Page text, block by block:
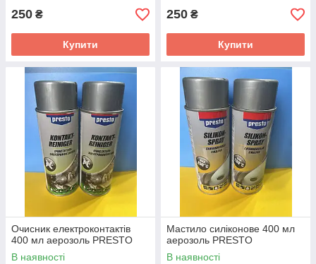
250 ₴
Купити
250 ₴
Купити
Очисник електроконтактів
400 мл аерозоль PRESTO
В наявності
Мастило силіконове 400 мл
аерозоль PRESTO
В наявності